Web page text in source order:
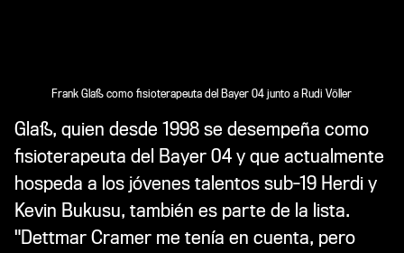
Frank Glaß como fisioterapeuta del Bayer 04 junto a Rudi Völler
Glaß, quien desde 1998 se desempeña como
fisioterapeuta del Bayer 04 y que actualmente
hospeda a los jóvenes talentos sub-19 Herdi y
Kevin Bukusu, también es parte de la lista.
"Dettmar Cramer me tenía en cuenta, pero